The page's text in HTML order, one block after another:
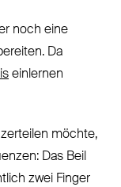
noch eine
Da
einlernen
möchte,
Das Beil
zwei Finger